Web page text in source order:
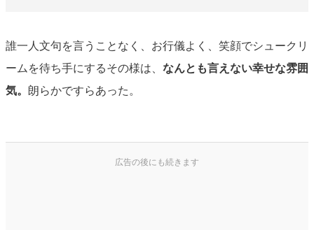
誰一人文句を言うことなく、お行儀よく、笑顔でシュークリ
ームを待ち手にするその様は、 なんとも言えない幸せな雰囲
気。 朗らかですらあった。